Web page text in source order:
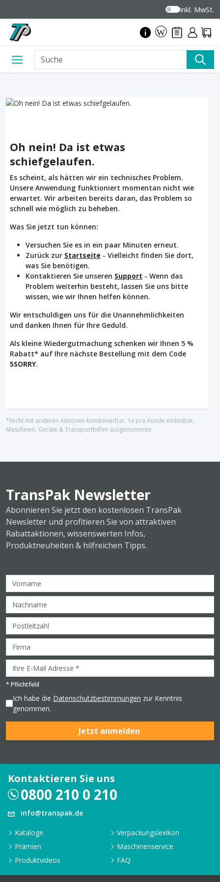
inkl. MwSt.
Oh nein! Da ist etwas
schiefgelaufen.
Es scheint, als hätten wir ein technisches Problem.
Unsere Anwendung funktioniert momentan nicht wie
erwartet. Wir arbeiten bereits daran, das Problem so
schnell wie möglich zu beheben.
Was Sie jetzt tun können:
Versuchen Sie es in ein paar Minuten erneut.
Zurück zur Startseite - Vielleicht finden Sie dort,
was Sie benötigen.
Kontaktieren Sie unseren Support - Wenn das
Problem weiterhin besteht, lassen Sie uns bitte
wissen, wie wir Ihnen helfen können.
Wir entschuldigen uns für die Unannehmlichkeiten
und danken Ihnen für Ihre Geduld.
Als kleine Wiedergutmachung schenken wir Ihnen 5 %
Rabatt* auf Ihre nächste Bestellung mit dem Code
5SORRY.
*Nicht mit anderen Aktionen kombinierbar, 1x pro Kunde einlösbar,
Maschinen, Geräte & Transporthilfen ausgenommen.
TransPak Newsletter
Abonnieren Sie jetzt den kostenlosen TransPak
Newsletter und profitieren Sie von attraktiven
Rabattaktionen, wissenswerten Infos,
Produktneuheiten & hilfreichen Tipps.
* Pflichtfeld
Ich habe die Datenschutzbestimmungen zur Kenntnis
genommen.
Jetzt anmelden
Kontaktieren Sie uns
0800 210 0 210
info@transpak.de
Kataloge
Verpackungslexikon
Prämien
Maschinenservice
Produktvideos
FAQ